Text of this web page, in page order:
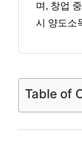
며, 창업
시 양도소
Table of